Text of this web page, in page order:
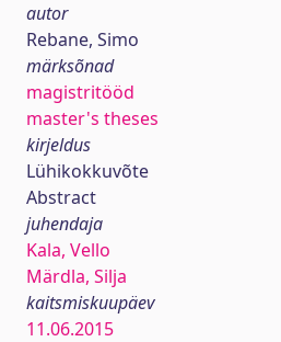
autor
Rebane, Simo
märksõnad
magistritööd
master's theses
kirjeldus
Lühikokkuvõte
Abstract
juhendaja
Kala, Vello
Märdla, Silja
kaitsmiskuupäev
11.06.2015